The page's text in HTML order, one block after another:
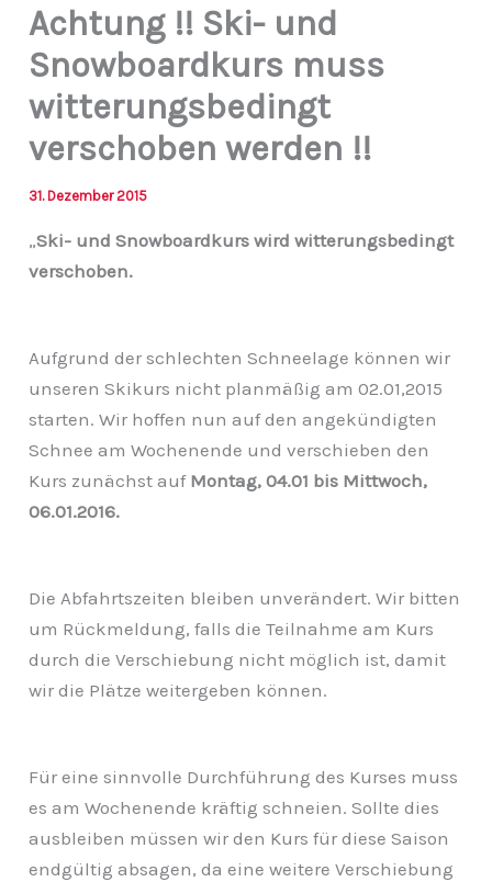
Achtung !! Ski- und
Snowboardkurs muss
witterungsbedingt
verschoben werden !!
31. Dezember 2015
„Ski- und Snowboardkurs wird witterungsbedingt
verschoben.
Aufgrund der schlechten Schneelage können wir
unseren Skikurs nicht planmäßig am 02.01,2015
starten. Wir hoffen nun auf den angekündigten
Schnee am Wochenende und verschieben den
Kurs zunächst auf Montag, 04.01 bis Mittwoch,
06.01.2016.
Die Abfahrtszeiten bleiben unverändert. Wir bitten
um Rückmeldung, falls die Teilnahme am Kurs
durch die Verschiebung nicht möglich ist, damit
wir die Plätze weitergeben können.
Für eine sinnvolle Durchführung des Kurses muss
es am Wochenende kräftig schneien. Sollte dies
ausbleiben müssen wir den Kurs für diese Saison
endgültig absagen, da eine weitere Verschiebung